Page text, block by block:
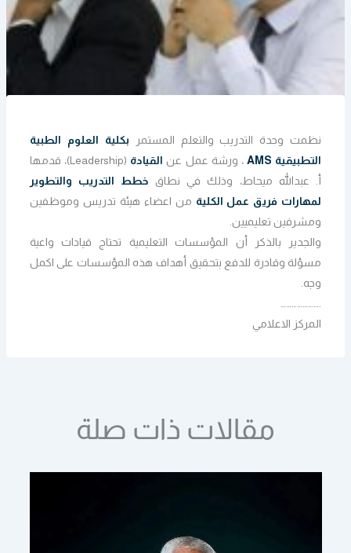
نظمت وحدة التدريب والتعلم المستمر بكلية العلوم الطبية
التطبيقية AMS
، ورشة عمل عن القيادة
(Leadership)، قدمها
أ. عبدالله ميحاط، وذلك في نطاق خطط التدريب والتطوير
لمهارات فريق عمل الكلية من اعضاء هيئة تدريس وموظفين
ومشرفين تعليميين.
والجدير بالذكر أن المؤسسات التعليمية تحتاج قيادات واعية
مسؤلة وقادرة للدفع بتحقيق أهداف هذه المؤسسات على اكمل
وجه.
المركز الاعلامي
مقالات ذات صلة